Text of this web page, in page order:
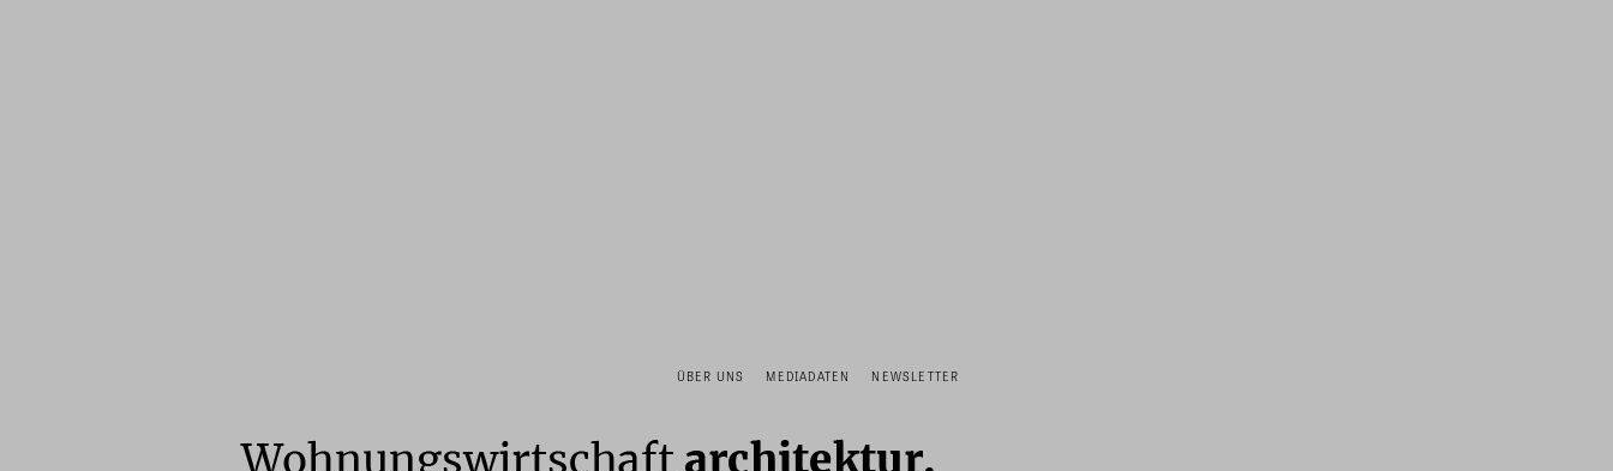
ÜBER UNS MEDIADATEN NEWSLETTER